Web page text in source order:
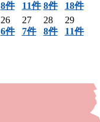
8件
11件 8件
18件
26
6件
27
7件
28
8件
29
11件